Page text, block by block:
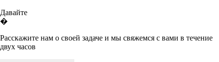
Давайте
�
Расскажите нам о своей задаче и мы свяжемся с вами в течение
двух часов